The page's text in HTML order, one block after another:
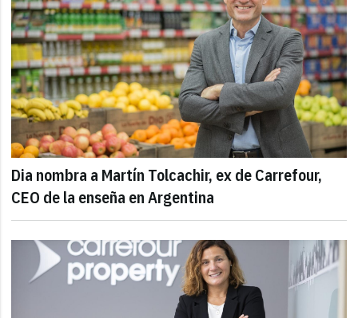
Dia nombra a Martín Tolcachir, ex de Carrefour,
CEO de la enseña en Argentina